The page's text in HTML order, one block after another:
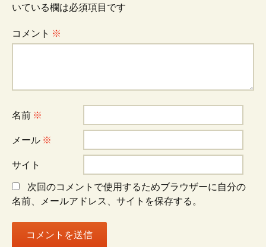
いている欄は必須項目です
コメント ※
名前 ※
メール ※
サイト
次回のコメントで使用するためブラウザーに自分の
名前、メールアドレス、サイトを保存する。